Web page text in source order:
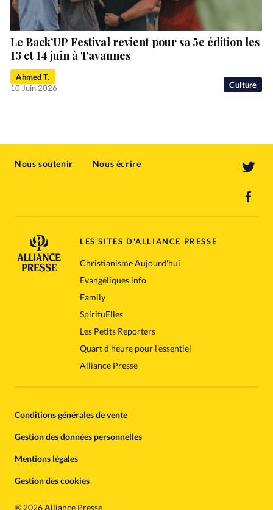
Culture
Le Back’UP Festival revient pour sa 5e édition les
13 et 14 juin à Tavannes
Ahmed T.
10 Juin 2026
Nous soutenir Nous écrire
LES SITES D'ALLIANCE PRESSE
Christianisme Aujourd'hui
Evangéliques.info
Family
SpirituElles
Les Petits Reporters
Quart d'heure pour l'essentiel
Alliance Presse
Conditions générales de vente
Gestion des données personnelles
Mentions légales
Gestion des cookies
® 2026 Alliance Presse